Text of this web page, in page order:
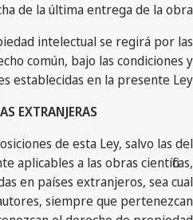
de la última entrega de la obra.
intelectual se regirá por las
común, bajo las condiciones y
establecidas en la presente Ley.
EXTRANJERAS
de esta Ley, salvo las del
aplicables a las obras científicas,
en países extranjeros, sea cual
siempre que pertenezcan